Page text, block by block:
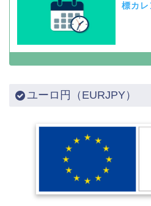
標カレ
ユーロ円（EURJPY）